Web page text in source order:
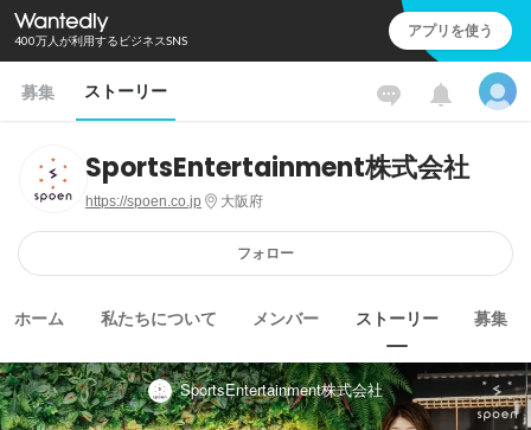
400万人が利用するビジネスSNS アプリを使う
募集 ストーリー
SportsEntertainment株式会社
https://spoen.co.jp 大阪府
フォロー
ホーム 私たちについて メンバー ストーリー 募集
SportsEntertainment株式会社